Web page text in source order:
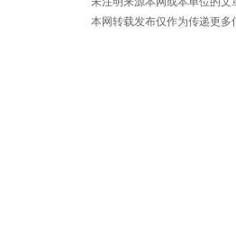
本网转载发布仅作为传递更